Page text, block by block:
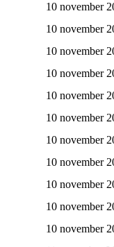
10 november
10 november
10 november
10 november
10 november
10 november
10 november
10 november
10 november
10 november
10 november